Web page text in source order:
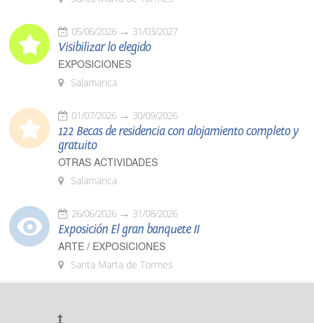
05/06/2026 31/03/2027
Visibilizar lo elegido
EXPOSICIONES
Salamanca
01/07/2026 30/09/2026
122 Becas de residencia con alojamiento completo y
gratuito
OTRAS ACTIVIDADES
Salamanca
26/06/2026 31/08/2026
Exposición El gran banquete II
ARTE / EXPOSICIONES
Santa Marta de Tormes